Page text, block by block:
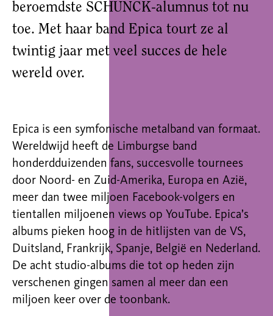
beroemdste SCHUNCK-alumnus tot nu
toe. Met haar band Epica tourt ze al
twintig jaar met veel succes de hele
wereld over.
Epica is een symfonische metalband van formaat.
Wereldwijd heeft de Limburgse band
honderdduizenden fans, succesvolle tournees
door Noord- en Zuid-Amerika, Europa en Azië,
meer dan twee miljoen Facebook-volgers en
tientallen miljoenen views op YouTube. Epica’s
albums pieken hoog in de hitlijsten van de VS,
Duitsland, Frankrijk, Spanje, België en Nederland.
De acht studio-albums die tot op heden zijn
verschenen gingen samen al meer dan een
miljoen keer over de toonbank.